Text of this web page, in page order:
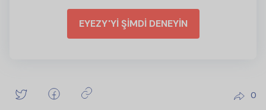
EYEZY'Yİ ŞİMDİ DENEYİN
0